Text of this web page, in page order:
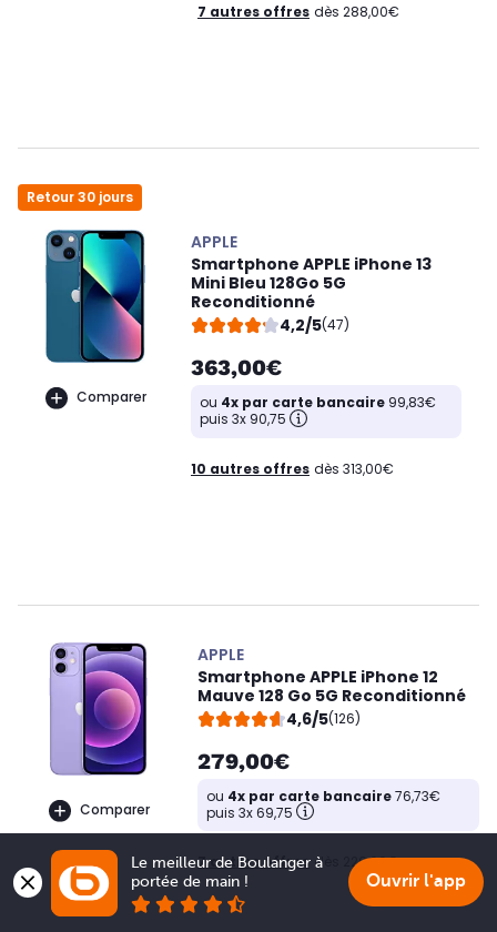
7 autres offres dès 288,00€
Retour 30 jours
Comparer
APPLE
Smartphone APPLE iPhone 13
Mini Bleu 128Go 5G
Reconditionné
4,2/5(47)
363,00€
ou 4x par carte bancaire 99,83€
puis 3x 90,75
10 autres offres dès 313,00€
Comparer
APPLE
Smartphone APPLE iPhone 12
Mauve 128 Go 5G Reconditionné
4,6/5(126)
279,00€
ou 4x par carte bancaire76,73€
puis 3x 69,75
7 autres offres dès 220,00€
Le meilleur de Boulanger à
portée de main !
Ouvrir l'app